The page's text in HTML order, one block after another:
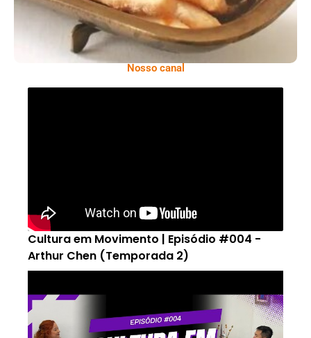
Nosso canal
Cultura em Movimento | Episódio #004 -
Arthur Chen (Temporada 2)